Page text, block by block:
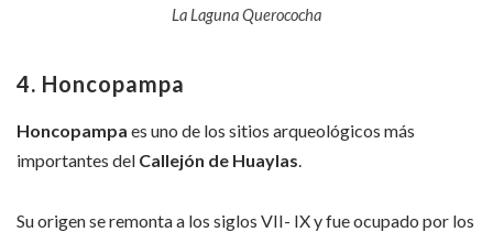
La Laguna Querococha
4. Honcopampa
Honcopampa es uno de los sitios arqueológicos más
importantes del Callejón de Huaylas.
Su origen se remonta a los siglos VII- IX y fue ocupado por los